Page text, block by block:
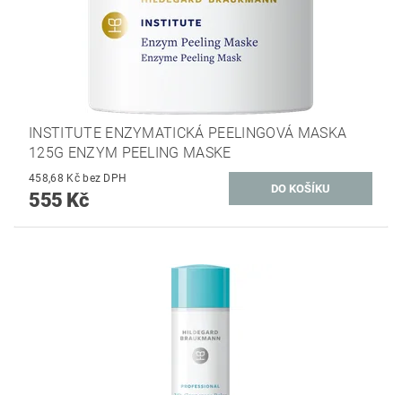
INSTITUTE ENZYMATICKÁ PEELINGOVÁ MASKA
125G ENZYM PEELING MASKE
458,68 Kč bez DPH
555 Kč